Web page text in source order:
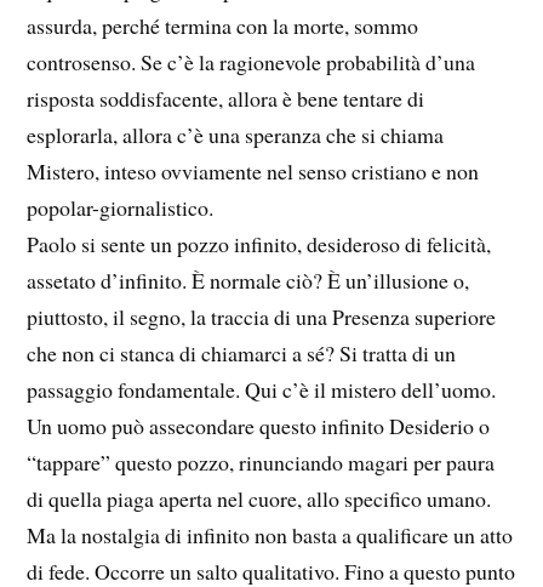
assurda, perché termina con la morte, sommo
controsenso. Se c’è la ragionevole probabilità d’una
risposta soddisfacente, allora è bene tentare di
esplorarla, allora c’è una speranza che si chiama
Mistero, inteso ovviamente nel senso cristiano e non
popolar-giornalistico.
Paolo si sente un pozzo infinito, desideroso di felicità,
assetato d’infinito. È normale ciò? È un’illusione o,
piuttosto, il segno, la traccia di una Presenza superiore
che non ci stanca di chiamarci a sé? Si tratta di un
passaggio fondamentale. Qui c’è il mistero dell’uomo.
Un uomo può assecondare questo infinito Desiderio o
“tappare” questo pozzo, rinunciando magari per paura
di quella piaga aperta nel cuore, allo specifico umano.
Ma la nostalgia di infinito non basta a qualificare un atto
di fede. Occorre un salto qualitativo. Fino a questo punto